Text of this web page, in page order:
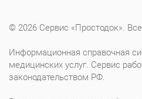
© 2026 Сервис «Простодок».
Информационная справочная
медицинских услуг. Сервис
законодательством РФ.